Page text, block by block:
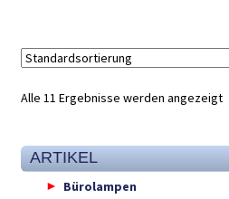
Alle 11 Ergebnisse werden angezeigt
ARTIKEL
Bürolampen